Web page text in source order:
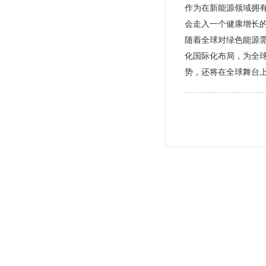
作为在新能源领域拥
会走入一个健康增长
随着全球对绿色能源
化国际化布局，为全
势，还将在全球舞台